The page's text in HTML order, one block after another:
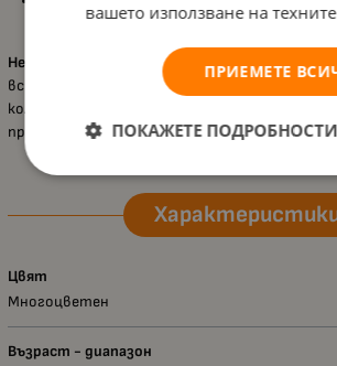
което я прави идеална за бързи, но
Headu – Ludic, Седем стратегически игрие
всички, които обичат да мислят, планират и
колекция съчетава образователна
превръща всяка игра в интелектуално
Цвят
Многоцветен
Възраст - диапазон
вашето използване на
ПРИЕМЕТЕ
ПОКАЖЕТЕ ПОДРОБНОСТИ